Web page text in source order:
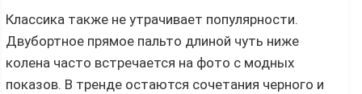
Классика также не утрачивает популярности.
Двубортное прямое пальто длиной чуть ниже
колена часто встречается на фото с модных
показов. В тренде остаются сочетания черного и